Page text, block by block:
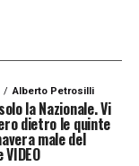
Alberto Petrosilli
la Nazionale. Vi
dietro le quinte
male del